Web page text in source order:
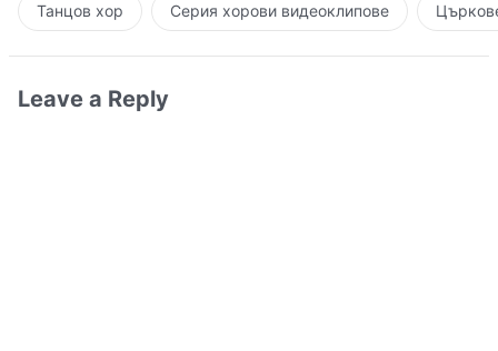
Танцов хор Серия хорови видеоклипове
Leave a Reply